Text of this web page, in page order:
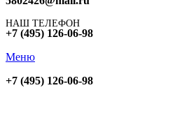
НАШ ТЕЛЕФОН
+7 (495) 126-06-98
Меню
+7 (495) 126-06-98